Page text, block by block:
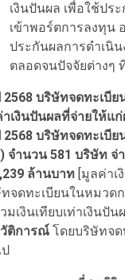
เงินปันผล เพื่อใช้ปร
เข้าพอร์ตการลงทุน
ประกันผลการดำเนิ
ตลอดจนปัจจัยต่างๆ
2568 บริษัทจดทะเบี
เงินปันผลที่จ่ายให้แ
2568 บริษัทจดทะเบี
จำนวน 581 บริษัท จ่
ล้านบาท [มูลค่า
จดทะเบียนในหมวด
มเงินเทียบเท่าเงินปั
ติการณ์ โดยบริษัทจด